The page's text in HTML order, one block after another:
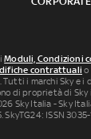
iModuli, Condizioni
contrattuali o
. Tutti i marchi Sky e
di proprietà di Sky
Sky Italia - Sky
ISSN